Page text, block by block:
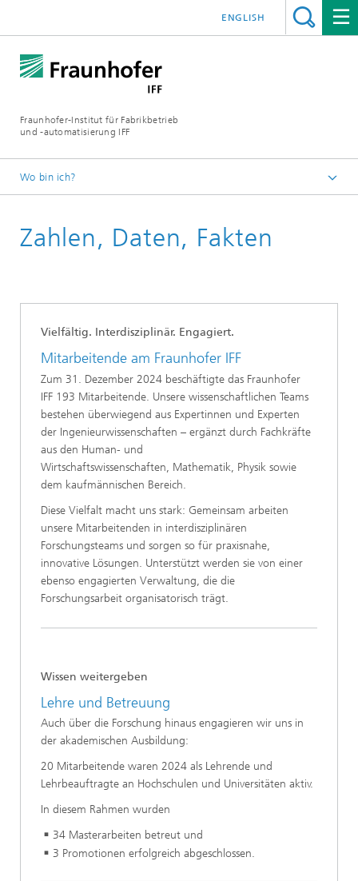
Fraunhofer-Institut für Fabrikbetrieb
und -automatisierung IFF
ENGLISH
Wo bin ich?
Über uns
Zahlen, Daten, Fakten
Vielfältig. Interdisziplinär. Engagiert.
Mitarbeitende am Fraunhofer IFF
Zum 31. Dezember 2024 beschäftigte das Fraunhofer
IFF 193 Mitarbeitende. Unsere wissenschaftlichen Teams
bestehen überwiegend aus Expertinnen und Experten
der Ingenieurwissenschaften – ergänzt durch Fachkräfte
aus den Human- und
Wirtschaftswissenschaften, Mathematik, Physik sowie
dem kaufmännischen Bereich.
Diese Vielfalt macht uns stark: Gemeinsam arbeiten
unsere Mitarbeitenden in interdisziplinären
Forschungsteams und sorgen so für praxisnahe,
innovative Lösungen. Unterstützt werden sie von einer
ebenso engagierten Verwaltung, die die
Forschungsarbeit organisatorisch trägt.
Wissen weitergeben
Lehre und Betreuung
Auch über die Forschung hinaus engagieren wir uns in
der akademischen Ausbildung:
20 Mitarbeitende waren 2024 als Lehrende und
Lehrbeauftragte an Hochschulen und Universitäten aktiv.
In diesem Rahmen wurden
34 Masterarbeiten betreut und
3 Promotionen erfolgreich abgeschlossen.